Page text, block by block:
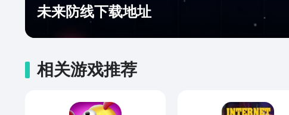
未来防线下载地址
相关游戏推荐